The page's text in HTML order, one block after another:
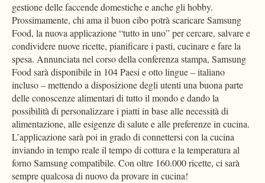
gestione delle faccende domestiche e anche gli hobby.
Prossimamente, chi ama il buon cibo potrà scaricare Samsung
Food, la nuova applicazione “tutto in uno” per cercare, salvare e
condividere nuove ricette, pianificare i pasti, cucinare e fare la
spesa. Annunciata nel corso della conferenza stampa, Samsung
Food sarà disponibile in 104 Paesi e otto lingue – italiano
incluso – mettendo a disposizione degli utenti una buona parte
delle conoscenze alimentari di tutto il mondo e dando la
possibilità di personalizzare i piatti in base alle necessità di
alimentazione, alle esigenze di salute e alle preferenze in cucina.
L’applicazione sarà poi in grado di connettersi con la cucina
inviando in tempo reale il tempo di cottura e la temperatura al
forno Samsung compatibile. Con oltre 160.000 ricette, ci sarà
sempre qualcosa di nuovo da provare in cucina!